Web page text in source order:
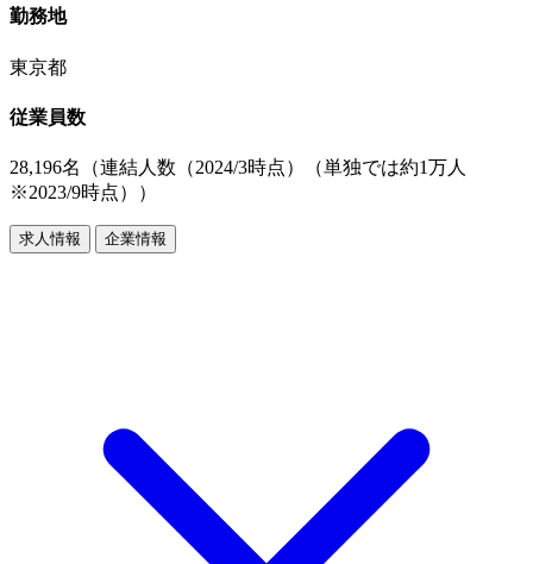
勤務地
東京都
従業員数
28,196名（連結人数（2024/3時点）（単独では約1万人
※2023/9時点））
求人情報 企業情報